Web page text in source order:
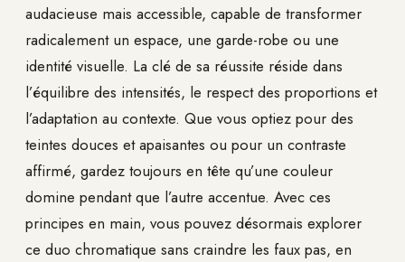
audacieuse mais accessible, capable de transformer
radicalement un espace, une garde-robe ou une
identité visuelle. La clé de sa réussite réside dans
l’équilibre des intensités, le respect des proportions et
l’adaptation au contexte. Que vous optiez pour des
teintes douces et apaisantes ou pour un contraste
affirmé, gardez toujours en tête qu’une couleur
domine pendant que l’autre accentue. Avec ces
principes en main, vous pouvez désormais explorer
ce duo chromatique sans craindre les faux pas, en